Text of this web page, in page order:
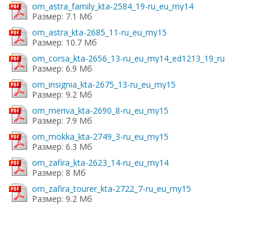
om_astra_family_kta-2584_19-ru_eu_my14
Размер: 7.1 Мб
om_astra_kta-2685_11-ru_eu_my15
Размер: 10.7 Мб
om_corsa_kta-2656_13-ru_eu_my14_ed1213_19_ru
Размер: 6.9 Мб
om_insignia_kta-2675_13-ru_eu_my15
Размер: 9.2 Мб
om_meriva_kta-2690_8-ru_eu_my15
Размер: 7.9 Мб
om_mokka_kta-2749_3-ru_eu_my15
Размер: 6.3 Мб
om_zafira_kta-2623_14-ru_eu_my14
Размер: 8 Мб
om_zafira_tourer_kta-2722_7-ru_eu_my15
Размер: 9.2 Мб